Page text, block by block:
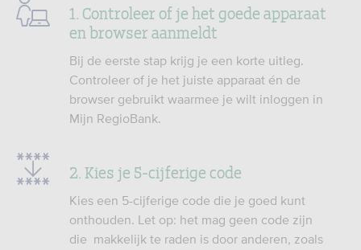
1. Controleer of je het goede apparaat
en browser aanmeldt
Bij de eerste stap krijg je een korte uitleg.
Controleer of je het juiste apparaat én de
browser gebruikt waarmee je wilt inloggen in
Mijn RegioBank.
2. Kies je 5-cijferige code
Kies een 5-cijferige code die je goed kunt
onthouden. Let op: het mag geen code zijn
die makkelijk te raden is door anderen, zoals